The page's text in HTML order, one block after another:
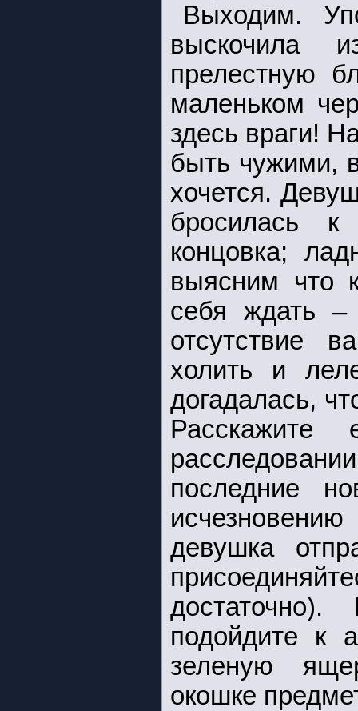
Выходим.
выскочила
прелестную
маленьком
здесь враги!
быть чужими,
хочется.
бросилась
концовка;
выясним что
себя ждать
отсутствие
холить и
догадалась,
последние
девушка
подойдите к
зеленую
окошке